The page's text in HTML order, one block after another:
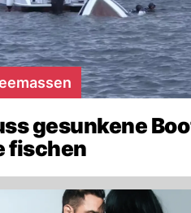
gesunkene
fischen